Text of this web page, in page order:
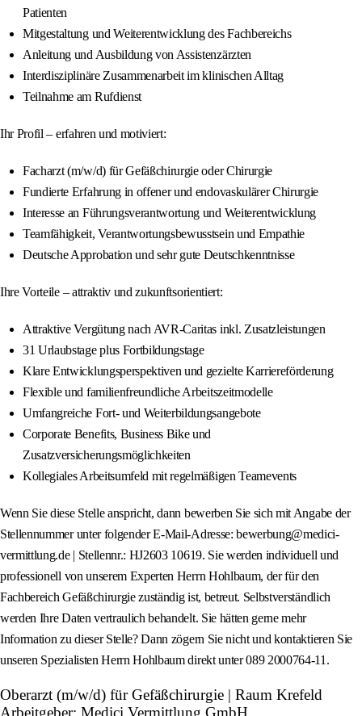
Patienten
Mitgestaltung und Weiterentwicklung des Fachbereichs
Anleitung und Ausbildung von Assistenzärzten
Interdisziplinäre Zusammenarbeit im klinischen Alltag
Teilnahme am Rufdienst
Ihr Profil – erfahren und motiviert:
Facharzt (m/w/d) für Gefäßchirurgie oder Chirurgie
Fundierte Erfahrung in offener und endovaskulärer Chirurgie
Interesse an Führungsverantwortung und Weiterentwicklung
Teamfähigkeit, Verantwortungsbewusstsein und Empathie
Deutsche Approbation und sehr gute Deutschkenntnisse
Ihre Vorteile – attraktiv und zukunftsorientiert:
Attraktive Vergütung nach AVR-Caritas inkl. Zusatzleistungen
31 Urlaubstage plus Fortbildungstage
Klare Entwicklungsperspektiven und gezielte Karriereförderung
Flexible und familienfreundliche Arbeitszeitmodelle
Umfangreiche Fort- und Weiterbildungsangebote
Corporate Benefits, Business Bike und
Zusatzversicherungsmöglichkeiten
Kollegiales Arbeitsumfeld mit regelmäßigen Teamevents
Wenn Sie diese Stelle anspricht, dann bewerben Sie sich mit Angabe der
Stellennummer unter folgender E-Mail-Adresse: bewerbung@medici-
vermittlung.de | Stellennr.: HJ2603 10619. Sie werden individuell und
professionell von unserem Experten Herrn Hohlbaum, der für den
Fachbereich Gefäßchirurgie zuständig ist, betreut. Selbstverständlich
werden Ihre Daten vertraulich behandelt. Sie hätten gerne mehr
Information zu dieser Stelle? Dann zögern Sie nicht und kontaktieren Sie
unseren Spezialisten Herrn Hohlbaum direkt unter 089 2000764-11.
Oberarzt (m/w/d) für Gefäßchirurgie | Raum Krefeld
Arbeitgeber: Medici Vermittlung GmbH